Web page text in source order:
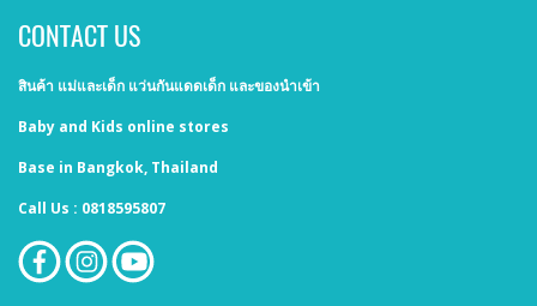
CONTACT US
สินค้า แม่และเด็ก แว่นกันแดดเด็ก และของนำเข้า
Baby and Kids online stores
Base in Bangkok, Thailand
Call Us : 0818595807